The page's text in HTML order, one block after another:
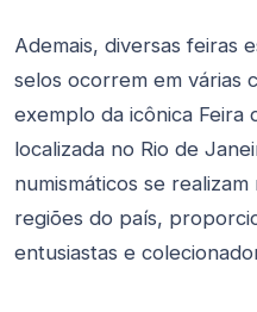
Ademais, diversas feiras
selos ocorrem em várias
exemplo da icônica Feira
localizada no Rio de
numismáticos se
regiões do país,
entusiastas e